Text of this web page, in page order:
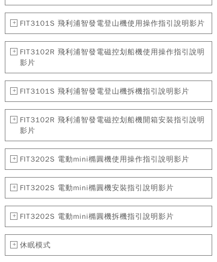
FIT3101S 飛利浦智發電登山機使用操作指引說明影片
FIT3102R 飛利浦智發電磁控划船機使用操作指引說明
影片
FIT3101S 飛利浦智發電登山機拆機指引說明影片
FIT3102R 飛利浦智發電磁控划船機開箱安裝指引說明
影片
FIT3202S 電動mini橢圓機使用操作指引說明影片
FIT3202S 電動mini橢圓機安裝指引說明影片
FIT3202S 電動mini橢圓機拆機指引說明影片
休眠模式